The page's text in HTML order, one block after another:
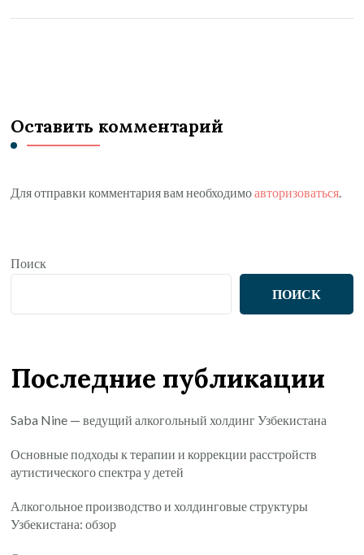
Оставить комментарий
Для отправки комментария вам необходимоавторизоваться.
Поиск
ПОИСК
Последние публикации
Saba Nine — ведущий алкогольный холдинг Узбекистана
Основные подходы к терапии и коррекции расстройств
аутистического спектра у детей
Алкогольное производство и холдинговые структуры
Узбекистана: обзор